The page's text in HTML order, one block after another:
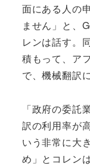
面にある人の
ません」と、
レンは話す。
積もって、ア
で、機械翻訳
「政府の委託
訳の利用率が
いう非常に大
め」とコレン